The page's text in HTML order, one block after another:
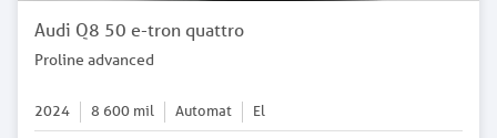
Audi Q8 50 e-tron quattro
Proline advanced
2024 8 600 mil Automat El